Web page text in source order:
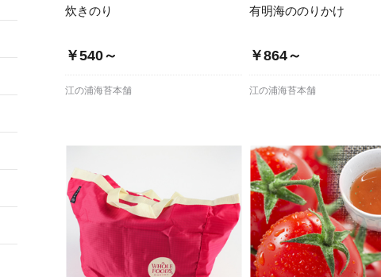
炊きのり
￥540～
江の浦海苔本舗
有明海ののりかけ
￥864～
江の浦海苔本舗